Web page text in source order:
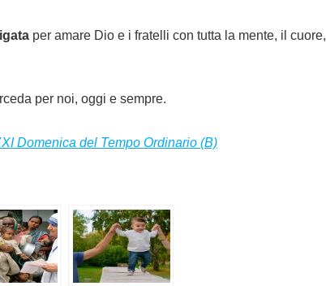
per amare Dio e i fratelli con tutta la mente, il
per noi, oggi e sempre.
Domenica del Tempo Ordinario (B)